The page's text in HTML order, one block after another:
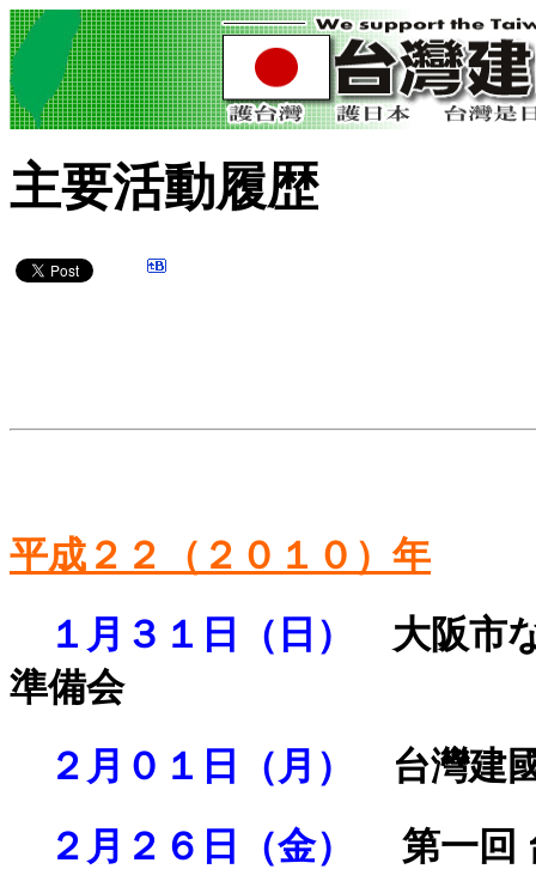
主要活動履歴
平成２２（２０１０）年
１月３１日（日）
大阪市
準備会
２月０１日（月）
台灣建
２月２６日（金）
第一回